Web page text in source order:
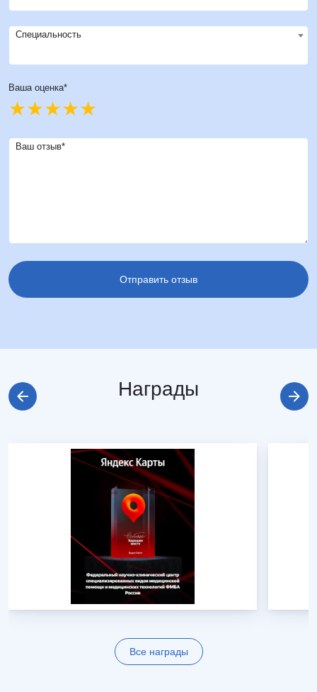
Специальность
Ваша оценка*
Ваш отзыв*
Награды
Все награды